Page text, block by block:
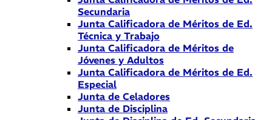
Secundaria
Junta Calificadora de Méritos de Ed.
Técnica y Trabajo
Junta Calificadora de Méritos de
Jóvenes y Adultos
Junta Calificadora de Méritos de Ed.
Especial
Junta de Celadores
Junta de Disciplina